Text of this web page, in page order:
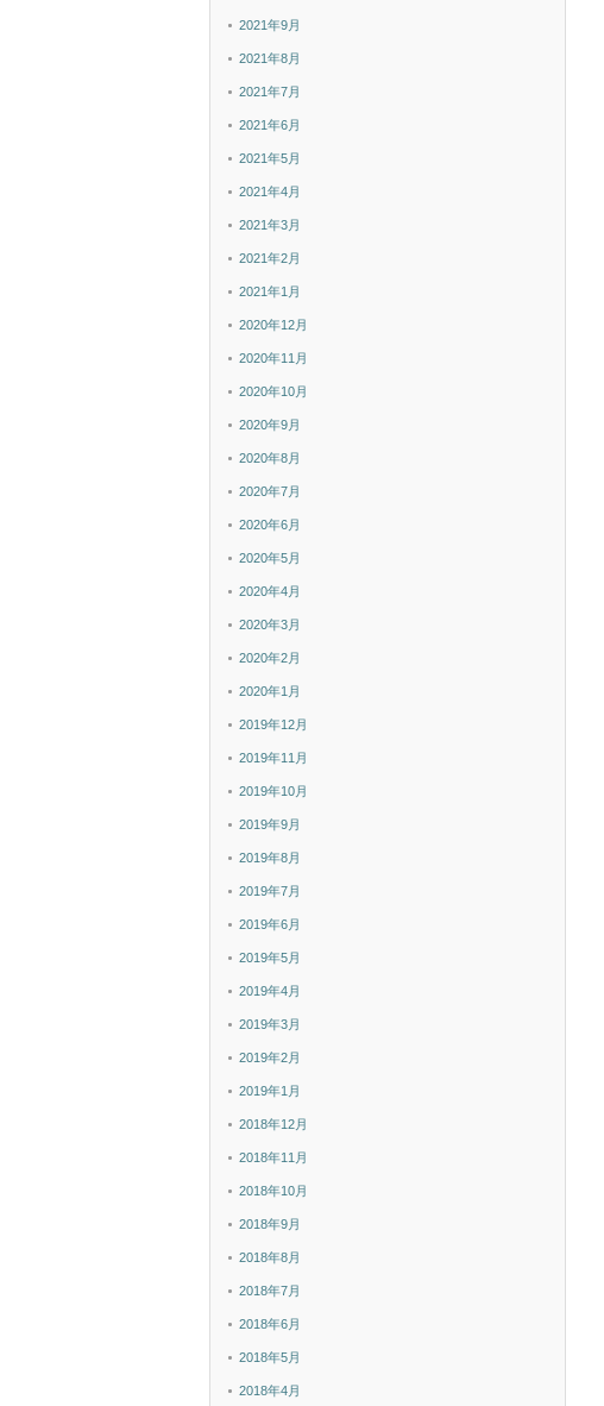
2021年9月
2021年8月
2021年7月
2021年6月
2021年5月
2021年4月
2021年3月
2021年2月
2021年1月
2020年12月
2020年11月
2020年10月
2020年9月
2020年8月
2020年7月
2020年6月
2020年5月
2020年4月
2020年3月
2020年2月
2020年1月
2019年12月
2019年11月
2019年10月
2019年9月
2019年8月
2019年7月
2019年6月
2019年5月
2019年4月
2019年3月
2019年2月
2019年1月
2018年12月
2018年11月
2018年10月
2018年9月
2018年8月
2018年7月
2018年6月
2018年5月
2018年4月